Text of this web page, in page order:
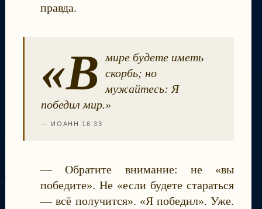
правда.
«В мире будете иметь
скорбь; но
мужайтесь: Я
победил мир.»
— ИОАНН 16:33
— Обратите внимание: не «вы
победите». Не «если будете стараться
— всё получится». «Я победил». Уже.